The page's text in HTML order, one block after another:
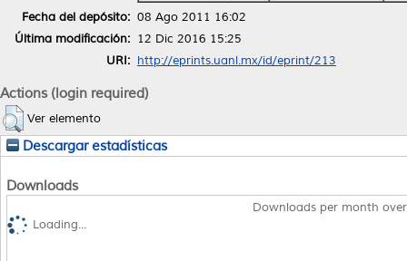
Fecha del depósito: 08 Ago 2011 16:02
Última modificación: 12 Dic 2016 15:25
URI: http://eprints.uanl.mx/id/eprint/213
Actions (login required)
Ver elemento
Descargar estadísticas
Downloads
Downloads per month
Loading...